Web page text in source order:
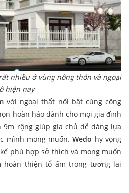
nhiều ở vùng nông thôn và ngoại
ô hiện nay
với ngoại thất nổi bật cùng công
hoàn hảo dành cho mọi gia đình
9m rộng giúp gia chủ dễ dàng lựa
mình mong muốn.Wedo hy vọng
phù hợp sở thích và mong muốn
hoàn thiện tổ ấm trong tương lai